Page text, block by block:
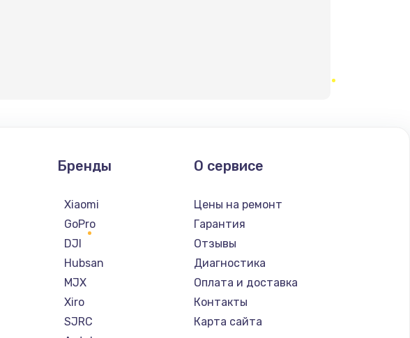
Бренды
Xiaomi
GoPro
DJI
Hubsan
MJX
Xiro
SJRC
О сервисе
Цены на ремонт
Гарантия
Отзывы
Диагностика
Оплата и доставка
Контакты
Карта сайта